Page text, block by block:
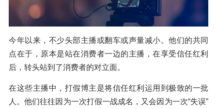
今年以来，不少头部主播或翻车或声量减小。他们的共同
点在于，原本是站在消费者一边的主播，在享受信任红利
后，转头站到了消费者的对立面。
在这些主播中，打假博主是将信任红利运用到极致的一批
人。他们往往因为一次打假一战成名，又会因为一次“失误”